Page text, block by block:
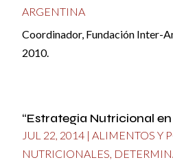
ARGENTINA
Coordinador, Fundación Inter-
2010.
“Estrategia Nutricional
JUL 22, 2014 | ALIMENTOS Y
NUTRICIONALES